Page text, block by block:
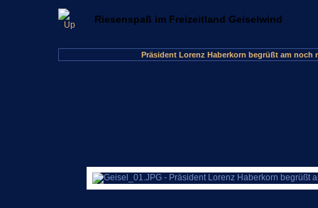
Riesenspaß im Freizeitland Geiselwind
Präsident Lorenz Haberkorn begrüßt am noch